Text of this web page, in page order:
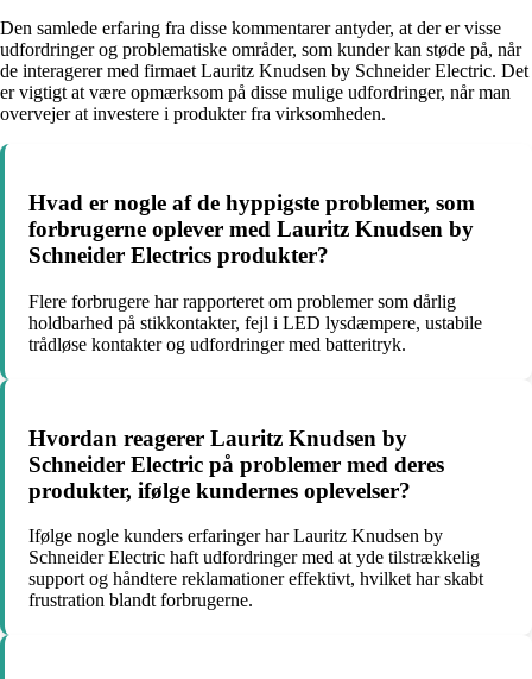
Den samlede erfaring fra disse kommentarer antyder, at der er visse
udfordringer og problematiske områder, som kunder kan støde på, når
de interagerer med firmaet Lauritz Knudsen by Schneider Electric. Det
er vigtigt at være opmærksom på disse mulige udfordringer, når man
overvejer at investere i produkter fra virksomheden.
Hvad er nogle af de hyppigste problemer, som
forbrugerne oplever med Lauritz Knudsen by
Schneider Electrics produkter?
Flere forbrugere har rapporteret om problemer som dårlig
holdbarhed på stikkontakter, fejl i LED lysdæmpere, ustabile
trådløse kontakter og udfordringer med batteritryk.
Hvordan reagerer Lauritz Knudsen by
Schneider Electric på problemer med deres
produkter, ifølge kundernes oplevelser?
Ifølge nogle kunders erfaringer har Lauritz Knudsen by
Schneider Electric haft udfordringer med at yde tilstrækkelig
support og håndtere reklamationer effektivt, hvilket har skabt
frustration blandt forbrugerne.